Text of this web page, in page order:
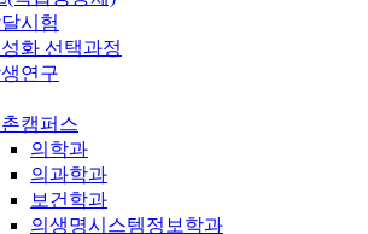
시험
화 선택과정
연구
캠퍼스
의학과
의과학과
보건학과
의생명시스템정보학과